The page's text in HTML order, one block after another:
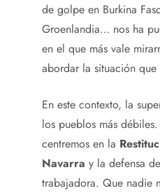
de golpe en Burkina
Groenlandia… nos ha
en el que más vale
abordar la situación que
En este contexto, la
los pueblos más
centremos en la
Navarra y la defensa
trabajadora. Que nadie